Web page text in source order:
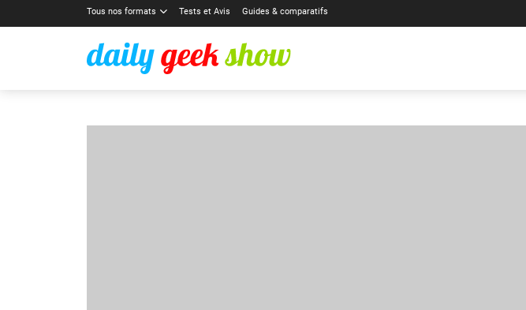
Tous nos formats Tests et Avis Guides & comparatifs